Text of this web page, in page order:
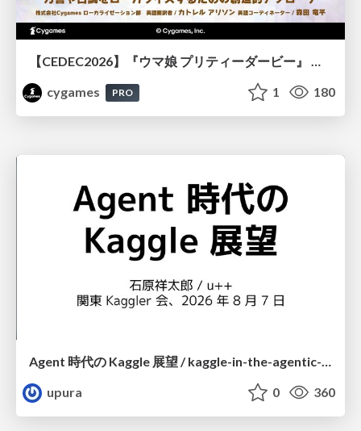
cygames
PRO 1 180
Agent 時代の Kaggle 展望 / kaggle-in-the-agentic-era
upura
0 360